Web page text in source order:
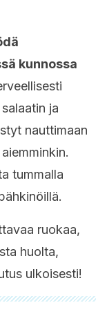
kunnossa
ja
nauttimaan
tummalla
ruokaa,
huolta,
ulkoisesti!